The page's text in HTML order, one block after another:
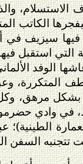
الاستسلام،
الكاتب
سيزيف في
التي استقبل
الوفد
المتكررة،
بشكل مرهق، وكل
في وادي
تتجنبه السفن